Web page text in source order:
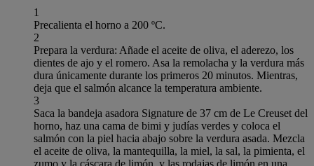
1
Precalienta el horno a 200 ºC.
2
Prepara la verdura: Añade el aceite de oliva, el aderezo, los
dientes de ajo y el romero. Asa la remolacha y la verdura más
dura únicamente durante los primeros 20 minutos. Mientras,
deja que el salmón alcance la temperatura ambiente.
3
Saca la bandeja asadora Signature de 37 cm de Le Creuset del
horno, haz una cama de bimi y judías verdes y coloca el
salmón con la piel hacia abajo sobre la verdura asada. Mezcla
el aceite de oliva, la mantequilla, la miel, la sal, la pimienta, el
zumo y la cáscara de limón, y las rodajas de limón en una